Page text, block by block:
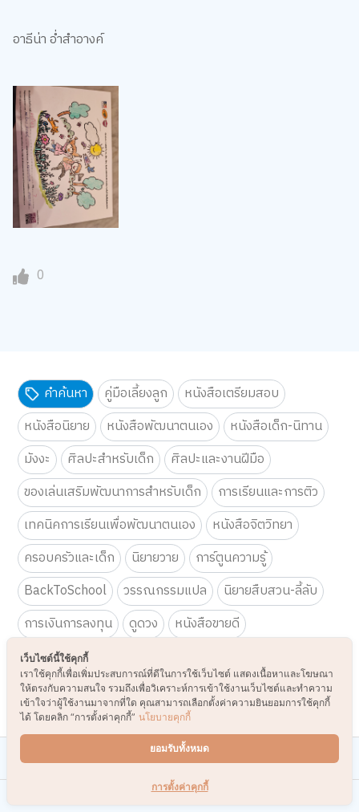
อาธีน่า อ่ำสำอางค์
0
คำค้นหา คู่มือเลี้ยงลูก
หนังสือเตรียมสอบ
หนังสือนิยาย
หนังสือพัฒนาตนเอง
หนังสือเด็ก-นิทาน
มังงะ
ศิลปะสำหรับเด็ก
ศิลปะและงานฝีมือ
ของเล่นเสริมพัฒนาการสำหรับเด็ก
การเรียนและการติว
เทคนิคการเรียนเพื่อพัฒนาตนเอง
หนังสือจิตวิทยา
ครอบครัวและเด็ก
นิยายวาย
การ์ตูนความรู้
BackToSchool
วรรณกรรมแปล
นิยายสืบสวน-ลี้ลับ
การเงินการลงทุน
ดูดวง
หนังสือขายดี
workshop-ศิลปะ
สีอะคริลิค
บอร์ดเกม 25 ปี B2S
B2S CLUB
เว็บไซต์นี้ใช้คุกกี้
เราใช้คุกกี้เพื่อเพิ่มประสบการณ์ที่ดีในการใช้เว็บไซต์ แสดงเนื้อหาและโฆษณา
ให้ตรงกับความสนใจ รวมถึงเพื่อวิเคราะห์การเข้าใช้งานเว็บไซต์และทำความ
เข้าใจว่าผู้ใช้งานมาจากที่ใด คุณสามารถเลือกตั้งค่าความยินยอมการใช้คุกกี้
ได้ โดยคลิก “การตั้งค่าคุกกี้” นโยบายคุกกี้
ยอมรับทั้งหมด
การตั้งค่าคุกกี้